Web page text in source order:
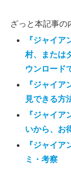
ざっと本記事の
『ジャイ
村、または
ウンロード
『ジャイ
見できる方
『ジャイ
いから、お
『ジャイ
ミ・考察